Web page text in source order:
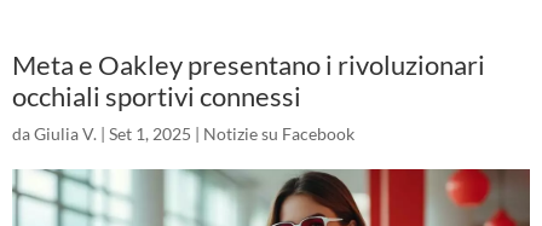
Meta e Oakley presentano i rivoluzionari
occhiali sportivi connessi
daGiulia V. | Set 1, 2025 | Notizie su Facebook